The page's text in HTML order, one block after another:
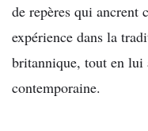
de repères qui ancrent
expérience dans la
britannique, tout en lui
contemporaine.